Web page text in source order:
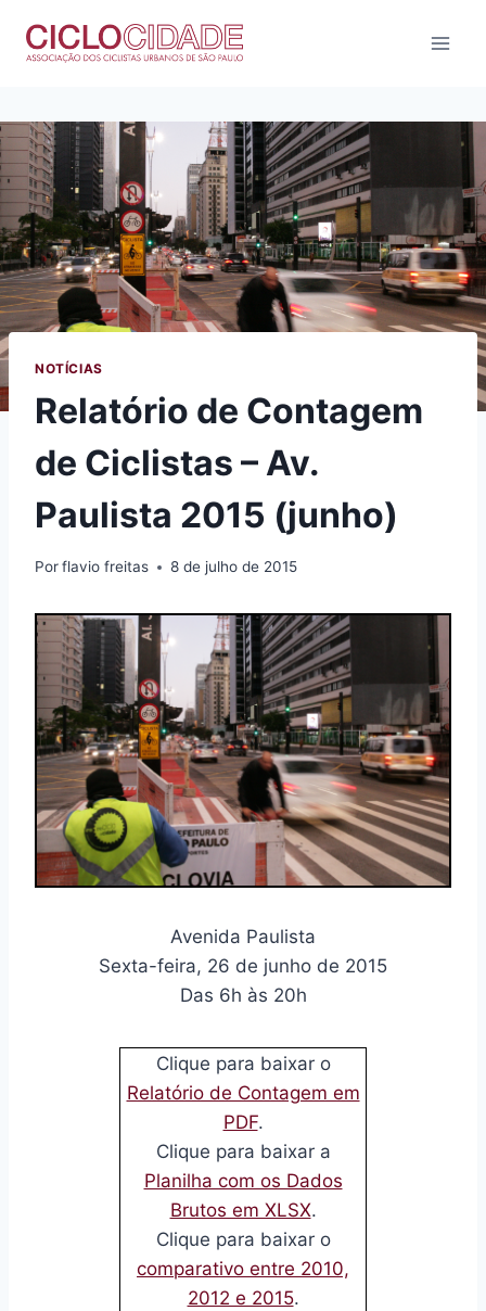
para
NOTÍCIAS
Relatório de Contagem
de Ciclistas – Av.
Paulista 2015 (junho)
Porflavio freitas 8 de julho de 2015
Avenida Paulista
Sexta-feira, 26 de junho de 2015
Das 6h às 20h
Clique para baixar o
Relatório de Contagem em
PDF.
Clique para baixar a
Planilha com os Dados
Brutos em XLSX.
Clique para baixar o
comparativo entre 2010,
2012 e 2015.